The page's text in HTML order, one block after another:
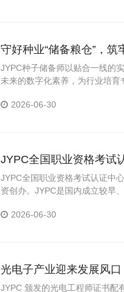
守好种业“储备粮仓”，
耕种质保藏一线刚需岗位
JYPC种子储备师以贴合一线的
未来的数字化素养，为行业培
基。2026-06-30
JYPC全国职业资格考试
JYPC全国职业资格考试认证中
资创办。JYPC是国内成立较早
2026-06-30
光电子产业迎来发展风
业者拓宽上升通道
JYPC 颁发的光电工程师证书配